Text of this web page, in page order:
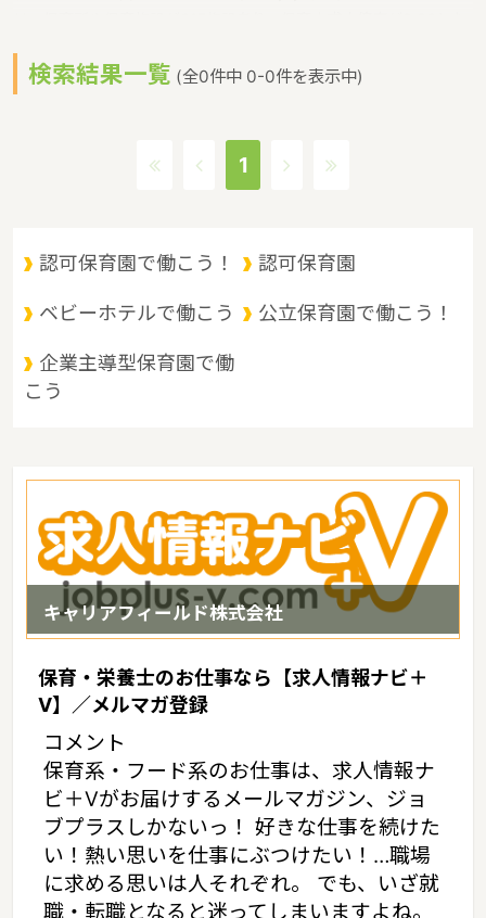
家賃相場：9.1万円（2017年10月賃貸住宅 D-room調べ）沖縄県
は、東京からは1600キロ。沖縄最西端の与那国島から台湾までは
然、文化、産業もこうした地理的環境に大きな影響を受けていると
検索結果一覧 (全0件中 0-0件を表示中)
1
認可保育園で働こう！ 認可保育園
ベビーホテルで働こう 公立保育園で働こう！
企業主導型保育園で働
こう
キャリアフィールド株式会社
保育・栄養士のお仕事なら【求人情報ナビ＋
V】／メルマガ登録
コメント
保育系・フード系のお仕事は、求人情報ナ
ビ＋Vがお届けするメールマガジン、ジョ
ブプラスしかないっ！ 好きな仕事を続けた
い！熱い思いを仕事にぶつけたい！…職場
に求める思いは人それぞれ。 でも、いざ就
職・転職となると迷ってしまいますよね。